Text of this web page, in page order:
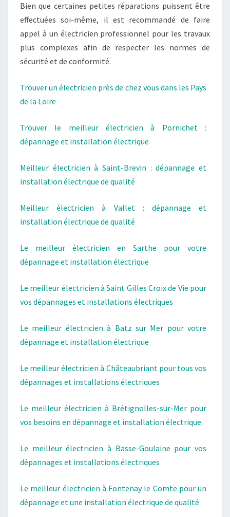
Bien que certaines petites réparations puissent être
effectuées soi-même, il est recommandé de faire
appel à un électricien professionnel pour les travaux
plus complexes afin de respecter les normes de
sécurité et de conformité.
Trouver un électricien près de chez vous dans les Pays
de la Loire
Trouver le meilleur électricien à Pornichet :
dépannage et installation électrique
Meilleur électricien à Saint-Brevin : dépannage et
installation électrique de qualité
Meilleur électricien à Vallet : dépannage et
installation électrique de qualité
Le meilleur électricien en Sarthe pour votre
dépannage et installation électrique
Le meilleur électricien à Saint Gilles Croix de Vie pour
vos dépannages et installations électriques
Le meilleur électricien à Batz sur Mer pour votre
dépannage et installation électrique
Le meilleur électricien à Châteaubriant pour tous vos
dépannages et installations électriques
Le meilleur électricien à Brétignolles-sur-Mer pour
vos besoins en dépannage et installation électrique
Le meilleur électricien à Basse-Goulaine pour vos
dépannages et installations électriques
Le meilleur électricien à Fontenay le Comte pour un
dépannage et une installation électrique de qualité